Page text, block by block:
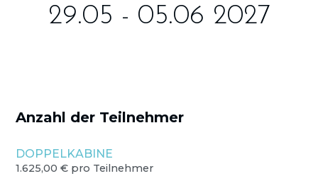
29.05 - 05.06 2027
Anzahl der Teilnehmer
DOPPELKABINE
1.625,00 € pro Teilnehmer